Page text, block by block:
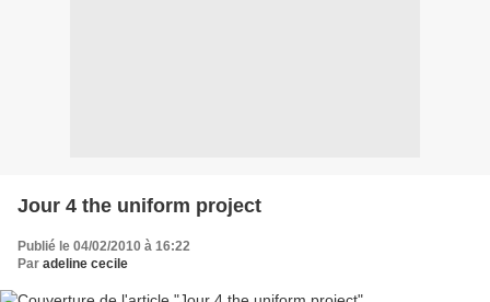
Jour 4 the uniform project
Publié le 04/02/2010 à 16:22
Par adeline cecile